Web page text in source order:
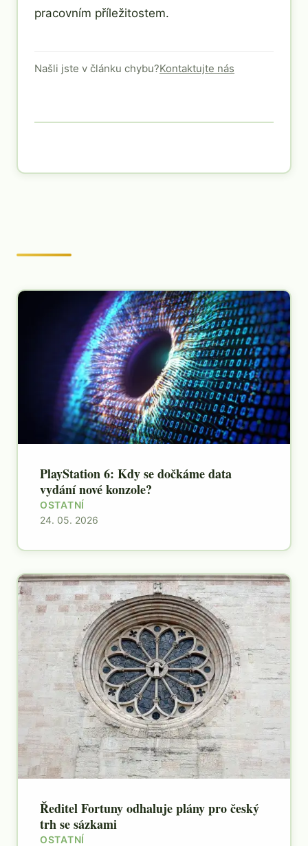
pracovním příležitostem.
Našli jste v článku chybu?Kontaktujte nás
PlayStation 6: Kdy se dočkáme data
vydání nové konzole?
OSTATNÍ
24. 05. 2026
Ředitel Fortuny odhaluje plány pro český
trh se sázkami
OSTATNÍ